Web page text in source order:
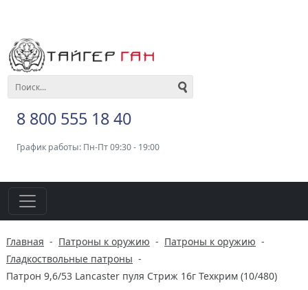
8 800 555 18 40
График работы: Пн-Пт 09:30 - 19:00
Главная - Патроны к оружию - Патроны к оружию -
Гладкоствольные патроны -
Патрон 9,6/53 Lancaster пуля Стриж 16г Техкрим (10/480)